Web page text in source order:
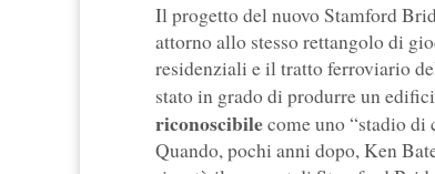
Il progetto del nuovo Stamford
attorno allo stesso rettangolo di
residenziali e il tratto ferroviario
stato in grado di produrre un
riconoscibilecome uno “stadio di
Quando, pochi anni dopo, Ken